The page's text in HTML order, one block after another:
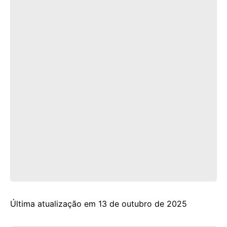
Última atualização em 13 de outubro de 2025